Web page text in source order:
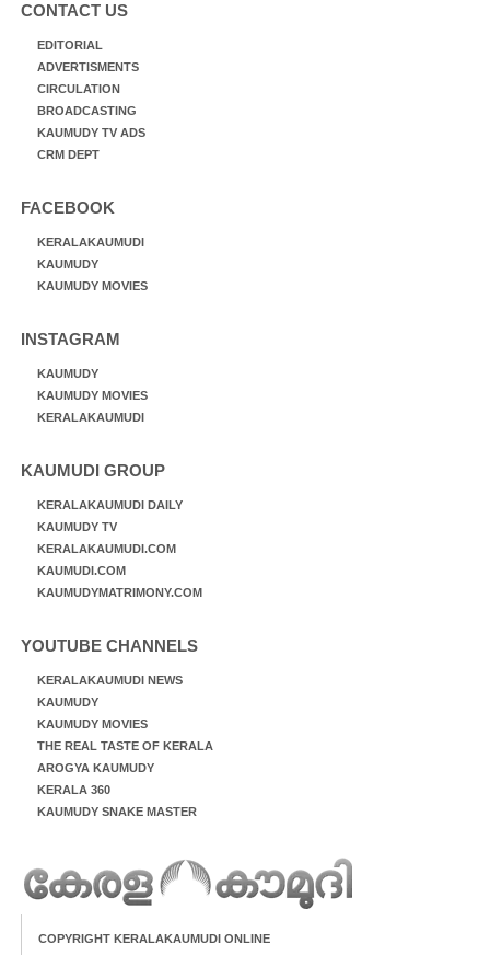
CONTACT US
EDITORIAL
ADVERTISMENTS
CIRCULATION
BROADCASTING
KAUMUDY TV ADS
CRM DEPT
FACEBOOK
KERALAKAUMUDI
KAUMUDY
KAUMUDY MOVIES
INSTAGRAM
KAUMUDY
KAUMUDY MOVIES
KERALAKAUMUDI
KAUMUDI GROUP
KERALAKAUMUDI DAILY
KAUMUDY TV
KERALAKAUMUDI.COM
KAUMUDI.COM
KAUMUDYMATRIMONY.COM
YOUTUBE CHANNELS
KERALAKAUMUDI NEWS
KAUMUDY
KAUMUDY MOVIES
THE REAL TASTE OF KERALA
AROGYA KAUMUDY
KERALA 360
KAUMUDY SNAKE MASTER
COPYRIGHT KERALAKAUMUDI ONLINE